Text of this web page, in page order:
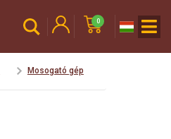
0
Mosogató gép